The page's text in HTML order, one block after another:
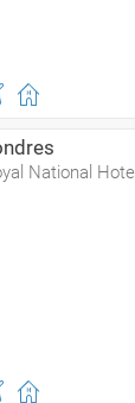
National Hotel